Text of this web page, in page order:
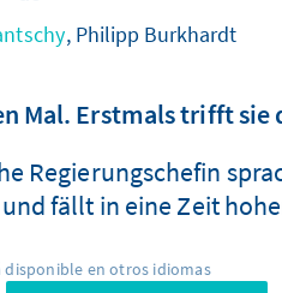
, Philipp Burkhardt
Mal. Erstmals trifft sie
Regierungschefin
fällt in eine Zeit
disponible en otros idiomas